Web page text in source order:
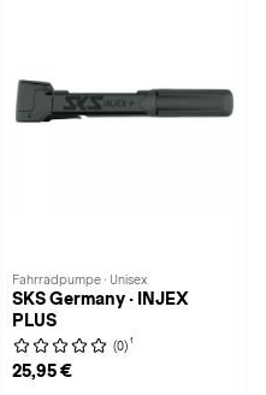
Fahrradpumpe · Unisex
SKS Germany · INJEX
PLUS
(0) 1
25,95 €